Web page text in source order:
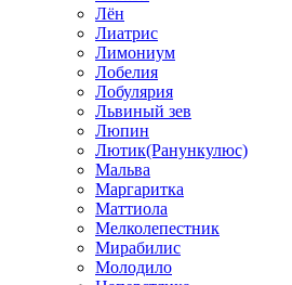
Лён
Лиатрис
Лимониум
Лобелия
Лобулярия
Львиный зев
Люпин
Лютик(Ранункулюс)
Мальва
Маргаритка
Маттиола
Мелколепестник
Мирабилис
Молодило